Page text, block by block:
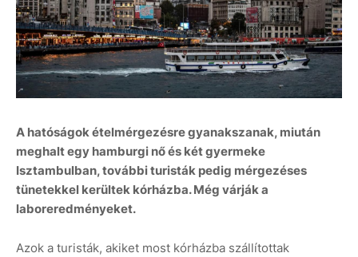
A hatóságok ételmérgezésre gyanakszanak, miután
meghalt egy hamburgi nő és két gyermeke
Isztambulban, további turisták pedig mérgezéses
tünetekkel kerültek kórházba. Még várják a
laboreredményeket.
Azok a turisták, akiket most kórházba szállítottak